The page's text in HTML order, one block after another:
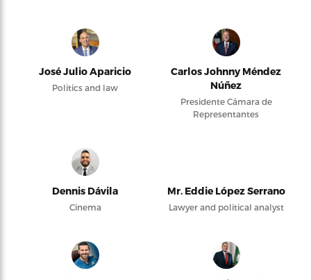
José Julio Aparicio
Politics and law
Carlos Johnny Méndez
Núñez
Presidente Cámara de
Representantes
Dennis Dávila
Cinema
Mr. Eddie López Serrano
Lawyer and political analyst